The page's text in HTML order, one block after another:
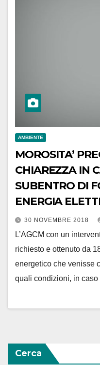
AMBIENTE
MOROSITA’
CHIAREZZA IN
SUBENTRO DI
ENERGIA
30 NOVEMBRE 2018
L’AGCM con un
richiesto e ottenuto da
energetico che venisse
quali condizioni, in
Cerca